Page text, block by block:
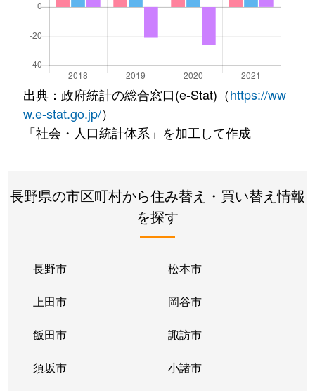
出典：政府統計の総合窓口(e-Stat)（https://ww
w.e-stat.go.jp/）
「社会・人口統計体系」を加工して作成
長野県の市区町村から住み替え・買い替え情報
を探す
長野市 松本市
上田市 岡谷市
飯田市 諏訪市
須坂市 小諸市